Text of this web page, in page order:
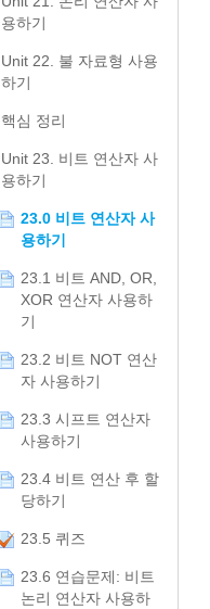
용하기
Unit 22. 불 자료형 사용
하기
핵심 정리
Unit 23. 비트 연산자 사
용하기
23.0 비트 연산자 사
용하기
23.1 비트 AND, OR,
XOR 연산자 사용하
기
23.2 비트 NOT 연산
자 사용하기
23.3 시프트 연산자
사용하기
23.4 비트 연산 후 할
당하기
23.5 퀴즈
23.6 연습문제: 비트
논리 연산자 사용하